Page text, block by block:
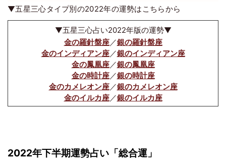
▼五星三心タイプ別の2022年の運勢はこちらから
▼五星三心占い2022年版の運勢▼
金の羅針盤座／銀の羅針盤座
金のインディアン座／銀のインディアン座
金の鳳凰座／銀の鳳凰座
金の時計座／銀の時計座
金のカメレオン座／銀のカメレオン座
金のイルカ座／銀のイルカ座
2022年下半期運勢占い「総合運」